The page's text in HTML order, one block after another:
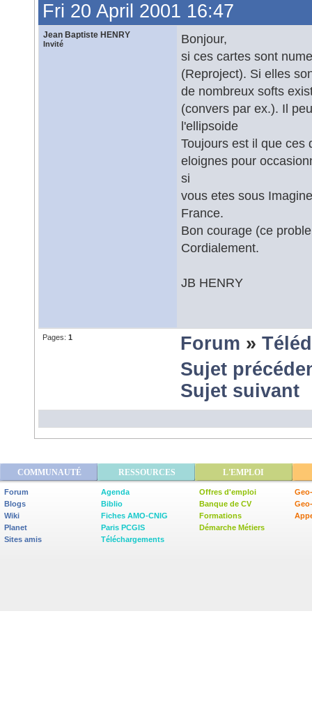
Fri 20 April 2001 16:47
Jean Baptiste HENRY
Invité
Bonjour,
si ces cartes sont
(Reproject). Si elles
de nombreux softs
(convers par ex.). Il
l'ellipsoide
Toujours est il que ces
eloignes pour
si
vous etes sous
France.
Bon courage (ce
Cordialement.
JB HENRY
Pages: 1 Forum »
Sujet
Sujet suivant
COMMUNAUTÉ RESSOURCES L'EMPLOI
Forum
Blogs
Wiki
Planet
Sites amis
Agenda
Biblio
Fiches AMO-CNIG
Paris PCGIS
Téléchargements
Offres d'emploi
Banque de CV
Formations
Démarche Métiers